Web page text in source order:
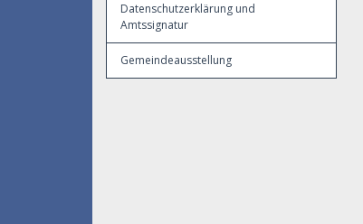
Datenschutzerklärung und
Amtssignatur
Gemeindeausstellung